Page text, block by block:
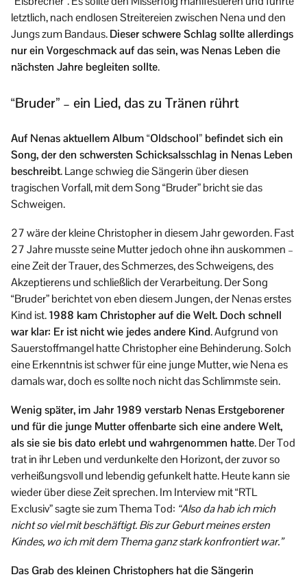
letztlich, nach endlosen Streitereien zwischen Nena und den
Jungs zum Bandaus.Dieser schwere Schlag sollte allerdings
nur ein Vorgeschmack auf das sein, was Nenas Leben die
nächsten Jahre begleiten sollte.
“Bruder” – ein Lied, das zu Tränen rührt
Auf Nenas aktuellem Album “Oldschool” befindet sich ein
Song, der den schwersten Schicksalsschlag in Nenas Leben
beschreibt. Lange schwieg die Sängerin über diesen
tragischen Vorfall, mit dem Song “Bruder” bricht sie das
Schweigen.
27 wäre der kleine Christopher in diesem Jahr geworden. Fast
27 Jahre musste seine Mutter jedoch ohne ihn auskommen –
eine Zeit der Trauer, des Schmerzes, des Schweigens, des
Akzeptierens und schließlich der Verarbeitung. Der Song
“Bruder” berichtet von eben diesem Jungen, der Nenas erstes
Kind ist.1988 kam Christopher auf die Welt. Doch schnell
war klar: Er ist nicht wie jedes andere Kind. Aufgrund von
Sauerstoffmangel hatte Christopher eine Behinderung. Solch
eine Erkenntnis ist schwer für eine junge Mutter, wie Nena es
damals war, doch es sollte noch nicht das Schlimmste sein.
Wenig später, im Jahr 1989 verstarb Nenas Erstgeborener
und für die junge Mutter offenbarte sich eine andere Welt,
als sie sie bis dato erlebt und wahrgenommen hatte. Der Tod
trat in ihr Leben und verdunkelte den Horizont, der zuvor so
verheißungsvoll und lebendig gefunkelt hatte. Heute kann sie
wieder über diese Zeit sprechen. Im Interview mit “RTL
Exclusiv” sagte sie zum Thema Tod: “Also da hab ich mich
nicht so viel mit beschäftigt. Bis zur Geburt meines ersten
Kindes, wo ich mit dem Thema ganz stark konfrontiert war.”
Das Grab des kleinen Christophers hat die Sängerin